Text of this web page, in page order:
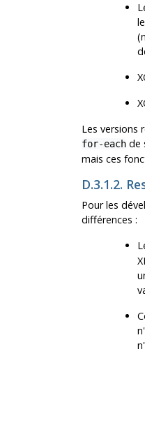
Les versions
for-eachde
mais ces
D.3.1.2.
Pour les
différences :